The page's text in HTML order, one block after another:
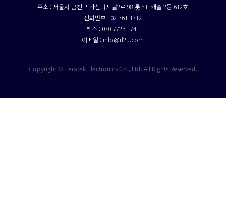
주소 : 서울시 금천구 가산디지털2로 98 롯데IT캐슬 2동 612호
전화번호 : 02-761-1712
팩스 : 070-7723-1741
이메일 : info@rf2u.com
Copyright © Teratek Electronics Co., Ltd. All Rights Reserved.